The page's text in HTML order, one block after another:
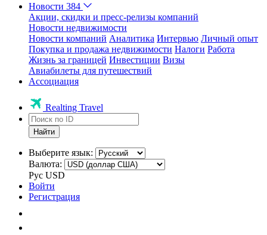
Новости 384
Акции, скидки и пресс-релизы компаний
Новости недвижимости
Новости компаний Аналитика Интервью Личный опыт
Покупка и продажа недвижимости Налоги Работа
Жизнь за границей Инвестиции Визы
Авиабилеты для путешествий
Ассоциация
Realting Travel
Найти
Выберите язык:
Валюта:
Рус USD
Войти
Регистрация